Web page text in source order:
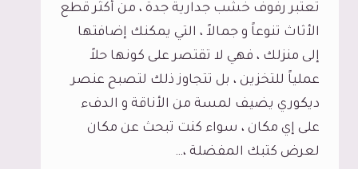
اننا
نقوم
بعمل
جدران
عازلة
للصوت
بجدة
تعتبر رفوف خشب جدارية جدة ، من أكثر قطع
الأثاث تنوعاً و جمالاً ، التي يمكنك إضافتها
إلى منزلك ، فهي لا تقتصر على كونها حلاً
عملياً للتخزين ، بل تتجاوز ذلك لتصبح عنصر
ديكوري يضيف لمسة من الأناقة و الدفء
على إي مكان ، سواء كنت تبحث عن مكان
لعرض كتبك المفضلة ،…